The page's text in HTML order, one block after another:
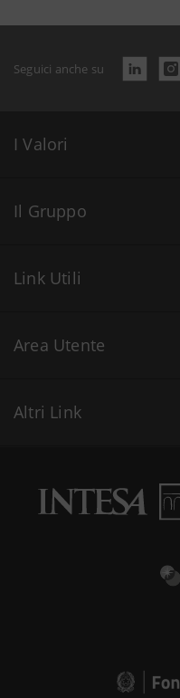
Seguici anche su
I Valori
Il Gruppo
Link Utili
Area Utente
Altri Link